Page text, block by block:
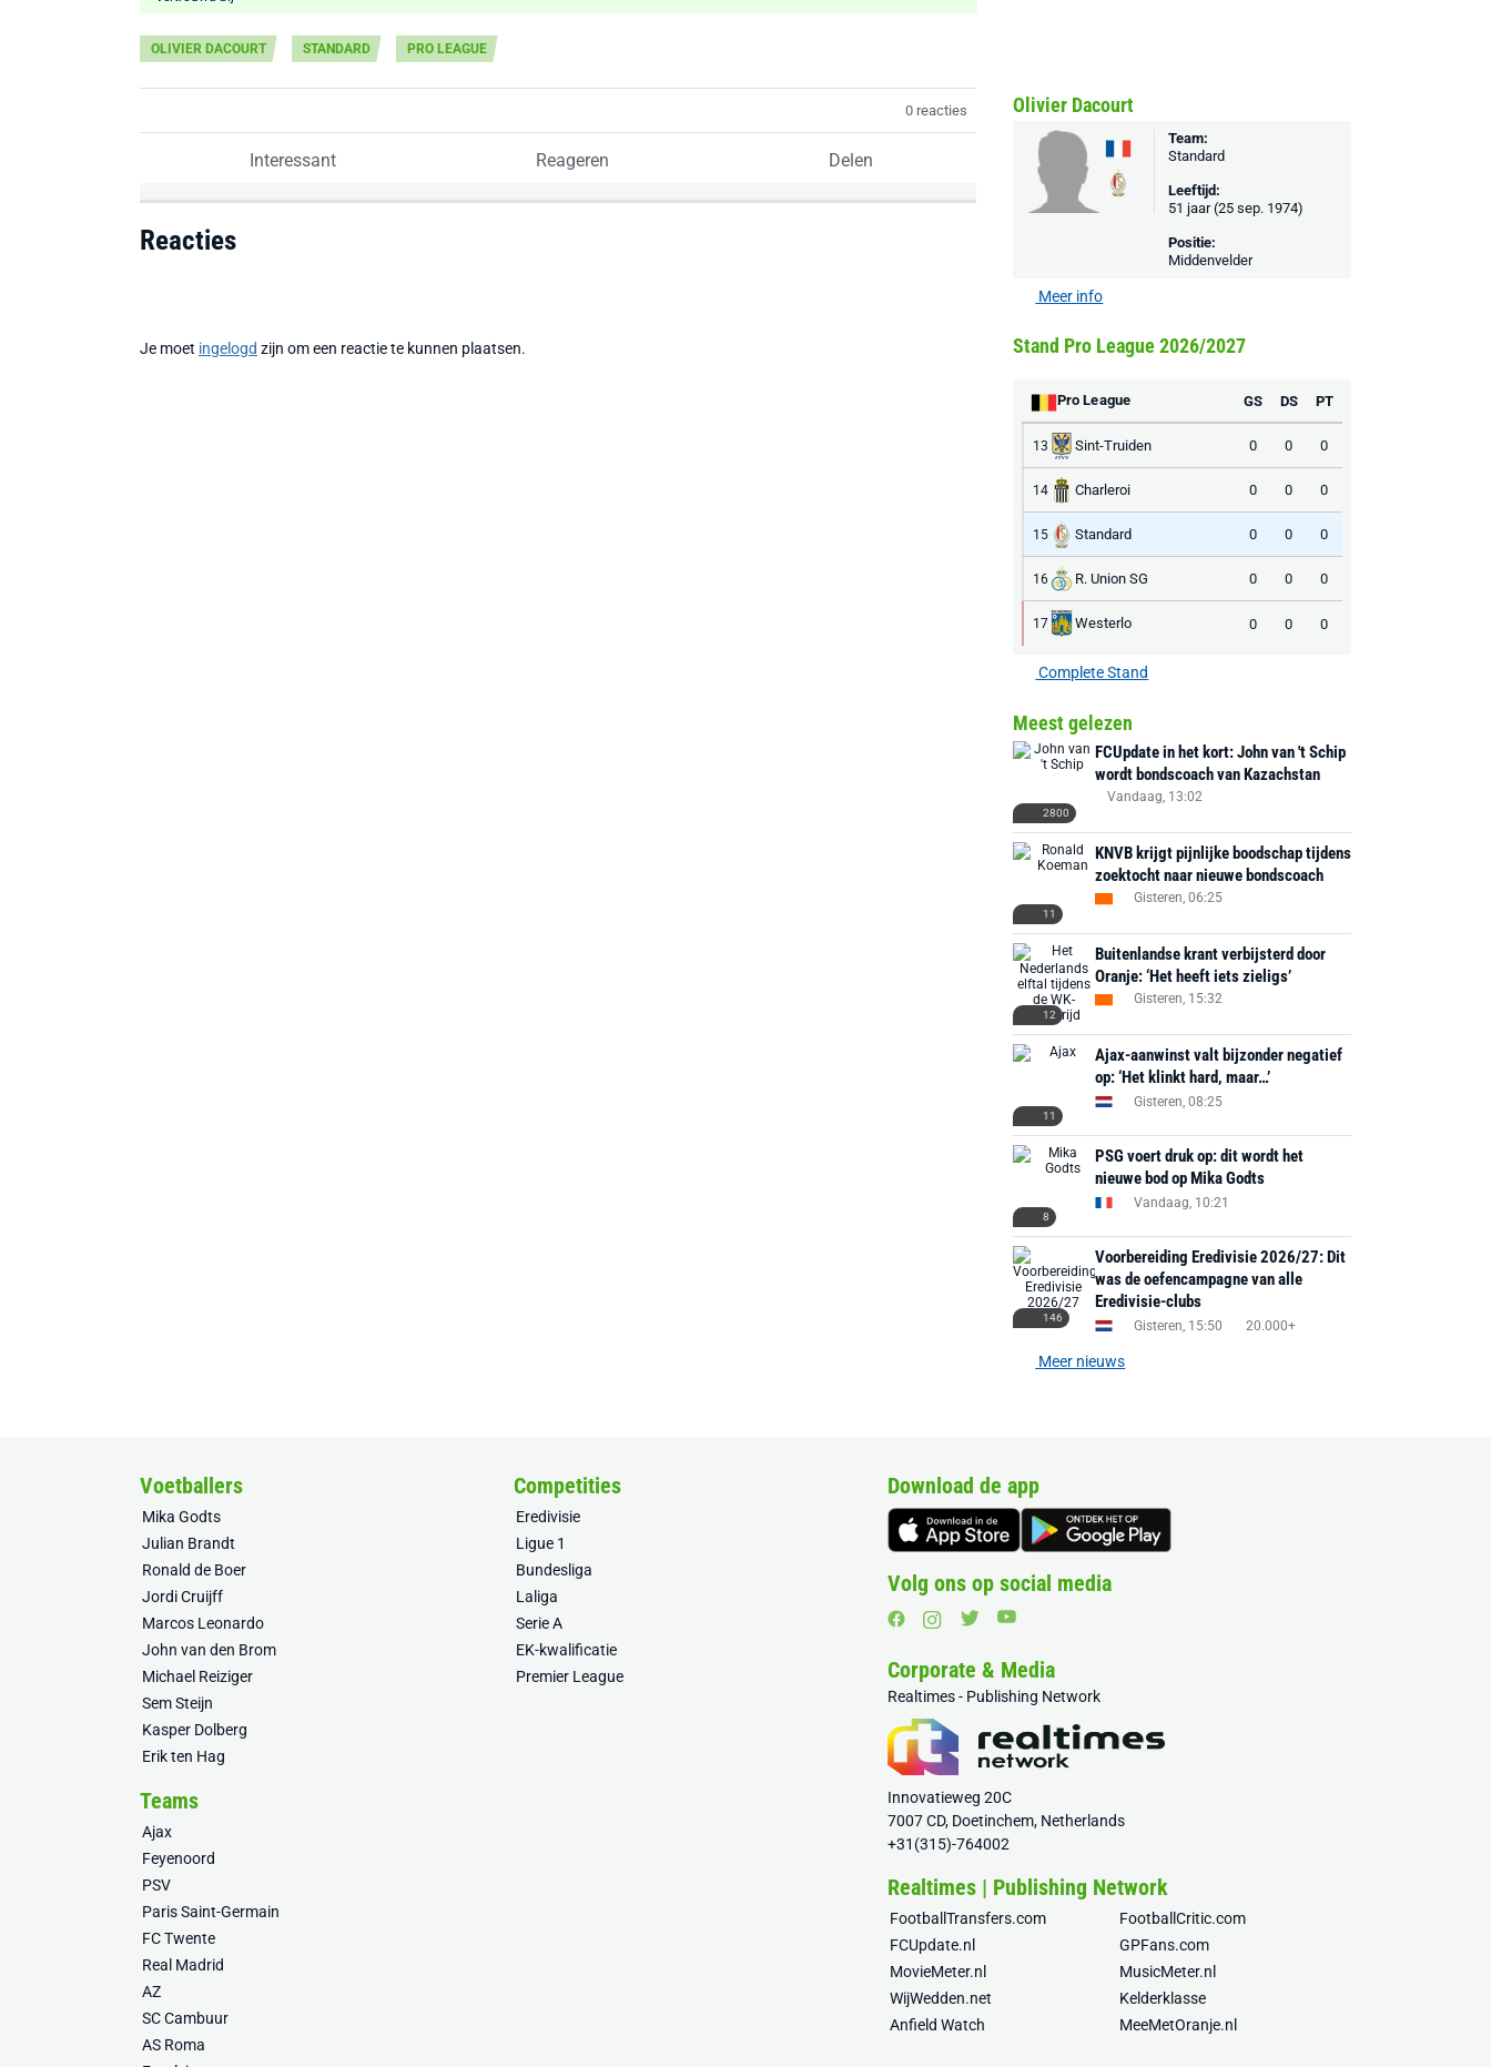
OLIVIER DACOURT STANDARD PRO LEAGUE
0 reacties
Interessant Reageren Delen
Reacties
Je moet ingelogd zijn om een reactie te kunnen plaatsen.
Olivier Dacourt
Team:
Standard
Leeftijd:
51 jaar (25 sep. 1974)
Positie:
Middenvelder
Meer info
Stand Pro League 2026/2027
Pro League GS DS PT
13 Sint-Truiden 0 0 0
14 Charleroi 0 0 0
15 Standard 0 0 0
16 R. Union SG 0 0 0
17 Westerlo 0 0 0
Complete Stand
Meest gelezen
2800
FCUpdate in het kort: John van 't Schip
wordt bondscoach van Kazachstan
Vandaag, 13:02
11
KNVB krijgt pijnlijke boodschap tijdens
zoektocht naar nieuwe bondscoach
Gisteren, 06:25
12
Buitenlandse krant verbijsterd door
Oranje: ‘Het heeft iets zieligs’
Gisteren, 15:32
11
Ajax-aanwinst valt bijzonder negatief
op: ‘Het klinkt hard, maar…’
Gisteren, 08:25
8
PSG voert druk op: dit wordt het
nieuwe bod op Mika Godts
Vandaag, 10:21
146
Voorbereiding Eredivisie 2026/27: Dit
was de oefencampagne van alle
Eredivisie-clubs
Gisteren, 15:50 20.000+
Meer nieuws
Voetballers
Mika Godts
Julian Brandt
Ronald de Boer
Jordi Cruijff
Marcos Leonardo
John van den Brom
Michael Reiziger
Sem Steijn
Kasper Dolberg
Erik ten Hag
Competities
Eredivisie
Ligue 1
Bundesliga
Laliga
Serie A
EK-kwalificatie
Premier League
Teams
Ajax
Feyenoord
PSV
Paris Saint-Germain
FC Twente
Real Madrid
AZ
SC Cambuur
AS Roma
Download de app
Volg ons op social media
Corporate & Media
Realtimes - Publishing Network
Innovatieweg 20C
7007 CD, Doetinchem, Netherlands
+31(315)-764002
Realtimes | Publishing Network
FootballTransfers.com
FootballCritic.com
FCUpdate.nl
GPFans.com
MovieMeter.nl
MusicMeter.nl
WijWedden.net
Kelderklasse
Anfield Watch
MeeMetOranje.nl